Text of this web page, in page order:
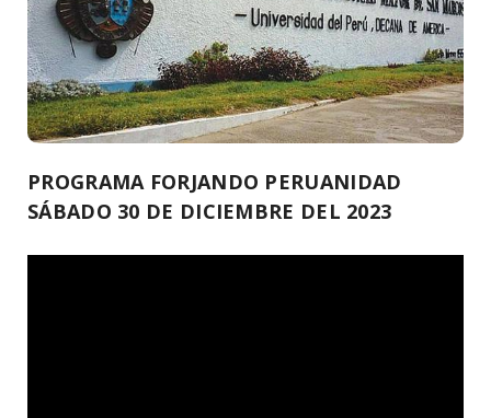
PROGRAMA FORJANDO PERUANIDAD
SÁBADO 30 DE DICIEMBRE DEL 2023